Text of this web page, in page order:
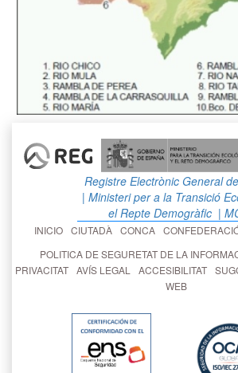
Registre Electrònic General
| Ministeri per a la Transició
el Repte Demogràfic |
INICIO CIUTADÀ CONCA
POLITICA DE SEGURETAT DE LA
PRIVACITAT AVÍS LEGAL ACCESIBILITAT
WEB